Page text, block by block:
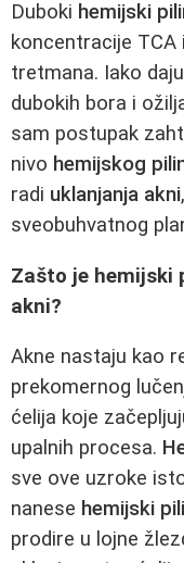
Duboki hemijski
koncentracije
tretmana. Iako
dubokih bora i
sam postupak
nivo hemijskog
radi uklanjanja akni
sveobuhvatnog
Zašto je hemijski
akni?
Akne nastaju kao
prekomernog
ćelija koje
upalnih procesa.
sve ove uzroke
nanese hemijski
prodire u lojne